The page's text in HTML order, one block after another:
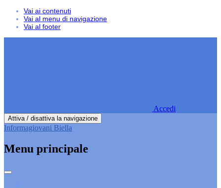
Vai ai contenuti
Vai al menu di navigazione
Vai al footer
Accedi
Attiva / disattiva la navigazione
Informagiovani Biella
Menu principale